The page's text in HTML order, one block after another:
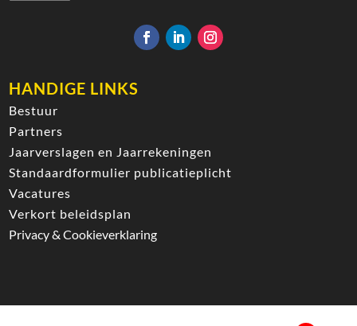
HANDIGE LINKS
Bestuur
Partners
Jaarverslagen en Jaarrekeningen
Standaardformulier publicatieplicht
Vacatures
Verkort beleidsplan
Privacy & Cookieverklaring